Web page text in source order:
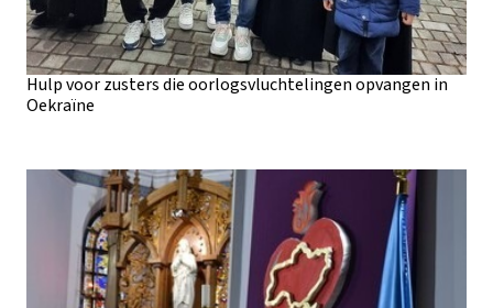
Hulp voor zusters die oorlogsvluchtelingen opvangen in
Oekraïne